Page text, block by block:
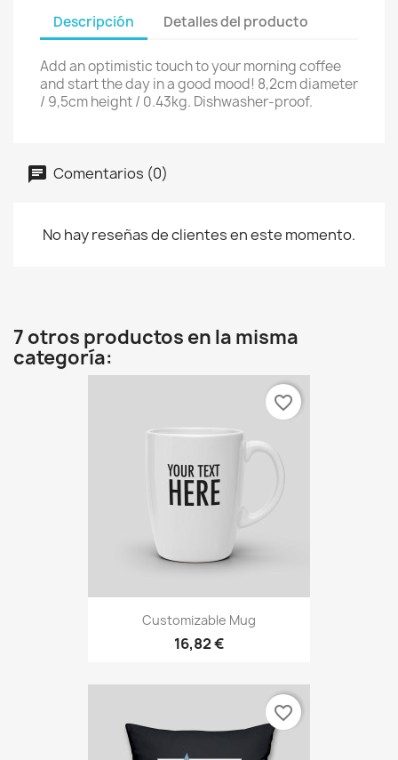
Descripción Detalles del producto
Add an optimistic touch to your morning coffee
and start the day in a good mood! 8,2cm diameter
/ 9,5cm height / 0.43kg. Dishwasher-proof.
Comentarios (0)
No hay reseñas de clientes en este momento.
7 otros productos en la misma
categoría:
Customizable Mug
16,82 €
favorite_border
favorite_border